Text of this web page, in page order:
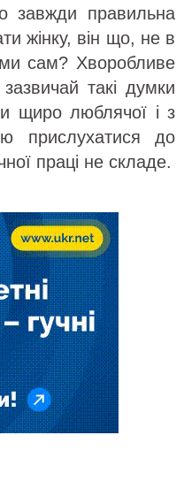
завжди правильна
жінку, він що, не в
сам? Хворобливе
такі думки
щиро люблячої і з
прислухатися до
праці не складе.